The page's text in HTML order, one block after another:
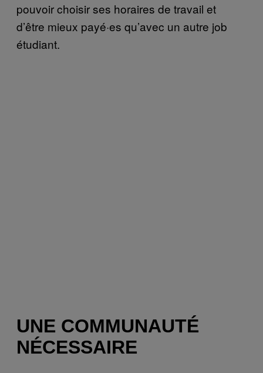
pouvoir choisir ses horaires de travail et
d’être mieux payé·es qu’avec un autre job
étudiant.
UNE COMMUNAUTÉ
NÉCESSAIRE